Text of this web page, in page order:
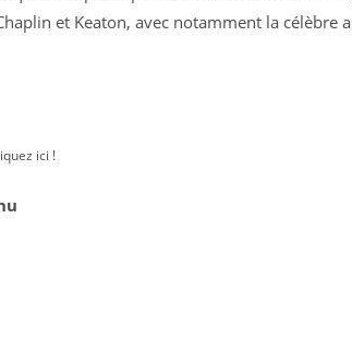
et Keaton, avec notamment la célèbre
ici !